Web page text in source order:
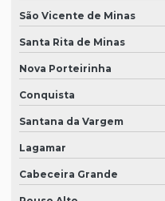
São Vicente de Minas
Santa Rita de Minas
Nova Porteirinha
Conquista
Santana da Vargem
Lagamar
Cabeceira Grande